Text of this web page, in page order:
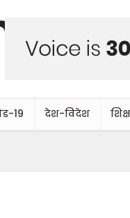
19 देश-विदेश